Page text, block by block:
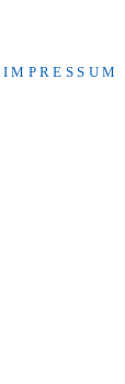
I M P R E S S U M